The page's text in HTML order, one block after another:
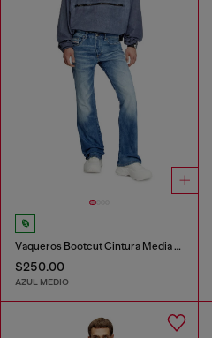
Vaqueros Bootcut Cintura Media 1998 D-Buck
$250.00
AZUL MEDIO